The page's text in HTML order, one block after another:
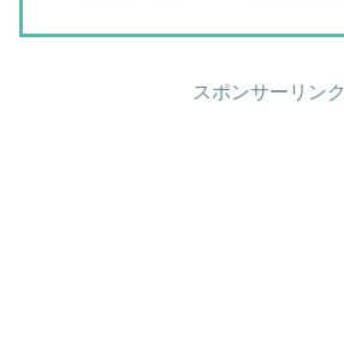
スポンサーリンク